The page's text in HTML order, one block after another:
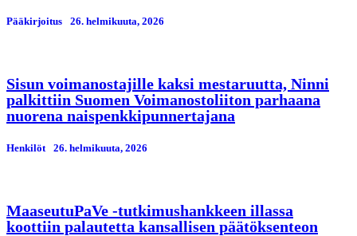
Pääkirjoitus 26. helmikuuta, 2026
Sisun voimanostajille kaksi mestaruutta, Ninni
palkittiin Suomen Voimanostoliiton parhaana
nuorena naispenkkipunnertajana
Henkilöt 26. helmikuuta, 2026
MaaseutuPaVe -tutkimushankkeen illassa
koottiin palautetta kansallisen päätöksenteon